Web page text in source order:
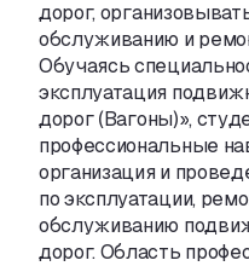
дорог,
обслуживанию и
Обучаясь
эксплуатация
дорог (Вагоны)»,
профессиональные
организация и
по эксплуатации,
обслуживанию
дорог. Область